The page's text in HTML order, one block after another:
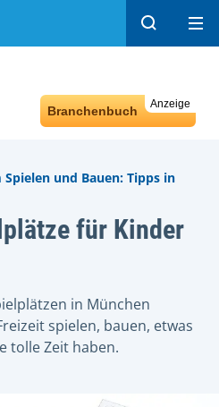
Suchen
Anzeige
Branchenbuch
und Bauen: Tipps in
für Kinder
in München
spielen, bauen, etwas
tolle Zeit haben.